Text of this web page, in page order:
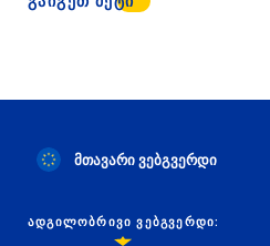
მთავარი ვებგვერდი
ᲐᲓᲒᲘᲚᲝᲑᲠᲘᲕᲘ ᲕᲔᲑᲒᲕᲔᲠᲓᲘ: